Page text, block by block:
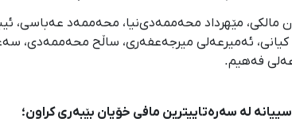
مالکی، مێهرداد محەممەدی‌نیا، محەممەد عەباسی،
کیانی، ئەمیرعەلی میرجەعفەری، ساڵح محەممەدی،
فەهیم.
لە سەرەتاییترین مافی خۆیان بێبەری کراون؛